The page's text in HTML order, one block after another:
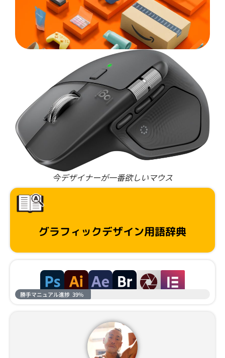
今デザイナーが一番欲しいマウス
グラフィックデザイン用語辞典
勝手マニュアル進捗 39%